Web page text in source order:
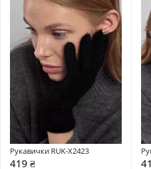
Рукавички RUK-X2423
419 ₴